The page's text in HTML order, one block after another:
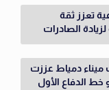
تعزز ثقة
الصادرات
ميناء دمياط عززت
خط الدفاع الأول